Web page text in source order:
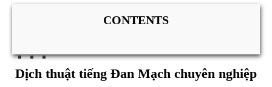
your
enter:
CONTENTS
Dịch thuật tiếng Đan Mạch chuyên nghiệp